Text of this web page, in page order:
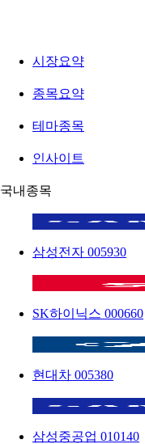
시장요약
종목요약
테마종목
인사이트
국내종목
삼성전자 005930
SK하이닉스 000660
현대차 005380
삼성중공업 010140